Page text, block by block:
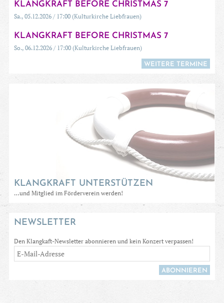
KLANGKRAFT BEFORE CHRISTMAS 7
Sa., 05.12.2026 / 17:00 (Kulturkirche Liebfrauen)
KLANGKRAFT BEFORE CHRISTMAS 7
So., 06.12.2026 / 17:00 (Kulturkirche Liebfrauen)
WEITERE TERMINE
KLANGKRAFT UNTERSTÜTZEN
…und Mitglied im Förderverein werden!
NEWSLETTER
Den Klangkaft-Newsletter abonnieren und kein Konzert verpassen!